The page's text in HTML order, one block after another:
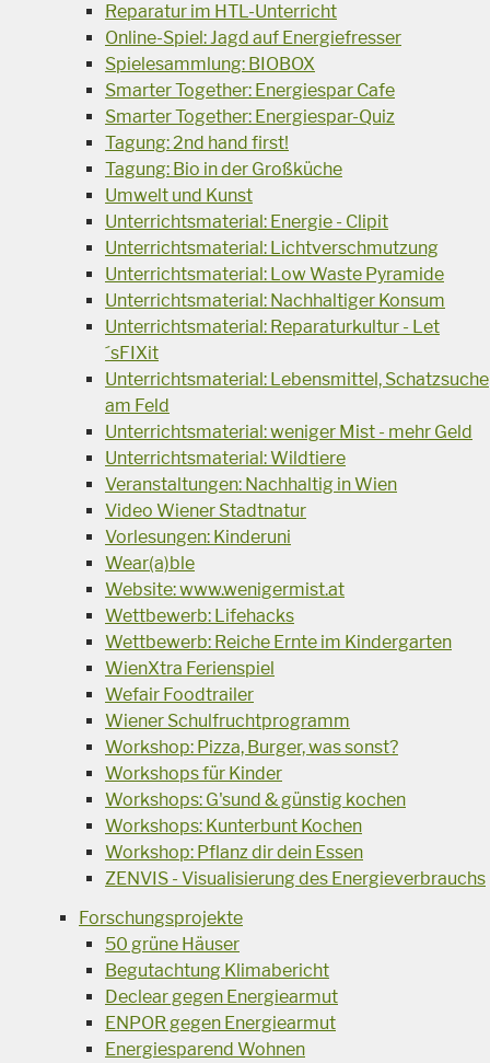
Reparatur im HTL-Unterricht
Online-Spiel: Jagd auf Energiefresser
Spielesammlung: BIOBOX
Smarter Together: Energiespar Cafe
Smarter Together: Energiespar-Quiz
Tagung: 2nd hand first!
Tagung: Bio in der Großküche
Umwelt und Kunst
Unterrichtsmaterial: Energie - Clipit
Unterrichtsmaterial: Lichtverschmutzung
Unterrichtsmaterial: Low Waste Pyramide
Unterrichtsmaterial: Nachhaltiger Konsum
Unterrichtsmaterial: Reparaturkultur - Let
´sFIXit
Unterrichtsmaterial: Lebensmittel, Schatzsuche
am Feld
Unterrichtsmaterial: weniger Mist - mehr Geld
Unterrichtsmaterial: Wildtiere
Veranstaltungen: Nachhaltig in Wien
Video Wiener Stadtnatur
Vorlesungen: Kinderuni
Wear(a)ble
Website: www.wenigermist.at
Wettbewerb: Lifehacks
Wettbewerb: Reiche Ernte im Kindergarten
WienXtra Ferienspiel
Wefair Foodtrailer
Wiener Schulfruchtprogramm
Workshop: Pizza, Burger, was sonst?
Workshops für Kinder
Workshops: G'sund & günstig kochen
Workshops: Kunterbunt Kochen
Workshop: Pflanz dir dein Essen
ZENVIS - Visualisierung des Energieverbrauchs
Forschungsprojekte
50 grüne Häuser
Begutachtung Klimabericht
Declear gegen Energiearmut
ENPOR gegen Energiearmut
Energiesparend Wohnen